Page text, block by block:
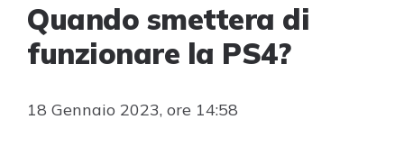
Quando smettera di
funzionare la PS4?
18 Gennaio 2023, ore 14:58